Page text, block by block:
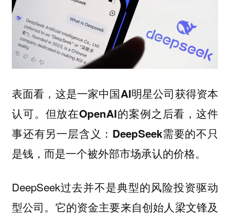
表面看，这是一家中国AI明星公司获得资本
认可。但放在OpenAI的案例之后看，这件
事还有另一层含义：DeepSeek需要的不只
是钱，而是一个被外部市场承认的价格。
DeepSeek过去并不是典型的风险投资驱动
型公司。它的资金主要来自创始人梁文锋及